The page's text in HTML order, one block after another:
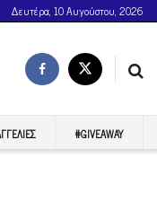
Δευτέρα, 10 Αυγούστου, 2026
#GIVEAWAY